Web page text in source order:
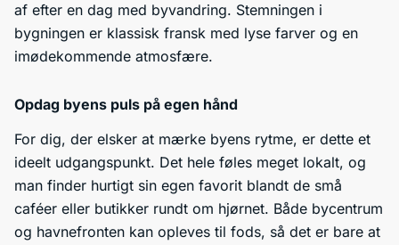
af efter en dag med byvandring. Stemningen i
bygningen er klassisk fransk med lyse farver og en
imødekommende atmosfære.
Opdag byens puls på egen hånd
For dig, der elsker at mærke byens rytme, er dette et
ideelt udgangspunkt. Det hele føles meget lokalt, og
man finder hurtigt sin egen favorit blandt de små
caféer eller butikker rundt om hjørnet. Både bycentrum
og havnefronten kan opleves til fods, så det er bare at